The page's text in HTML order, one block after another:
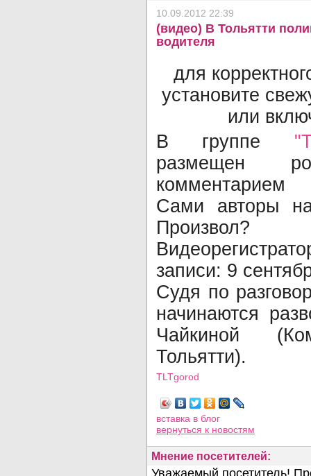
10.09.2012 22:39
(видео) В Тольятти
водителя
для
установите
или
В группе
размещен
комментарием
Сами авторы
записи: 9
Судя по
начинаются
Чайкиной
Тольятти).
TLTgorod
вставка в блог
вернуться к новостям
Мнение посетителей: